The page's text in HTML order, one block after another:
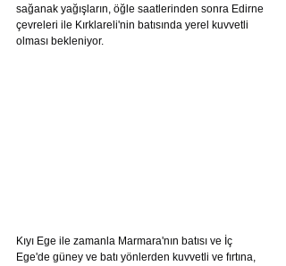
sağanak yağışların, öğle saatlerinden sonra Edirne
çevreleri ile Kırklareli'nin batısında yerel kuvvetli
olması bekleniyor.
Kıyı Ege ile zamanla Marmara'nın batısı ve İç
Ege'de güney ve batı yönlerden kuvvetli ve fırtına,